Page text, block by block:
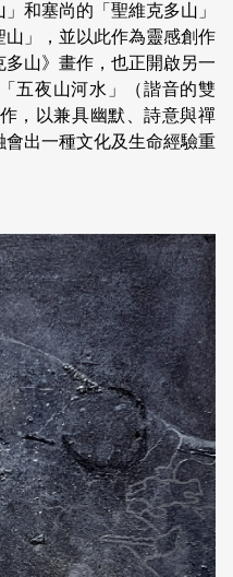
和塞尚的「聖維克多山」
」，並以此作為靈感創作
多山》畫作，也正開啟另一
五夜山河水」（諧音的雙
，以兼具幽默、詩意與禪
出一種文化及生命經驗重